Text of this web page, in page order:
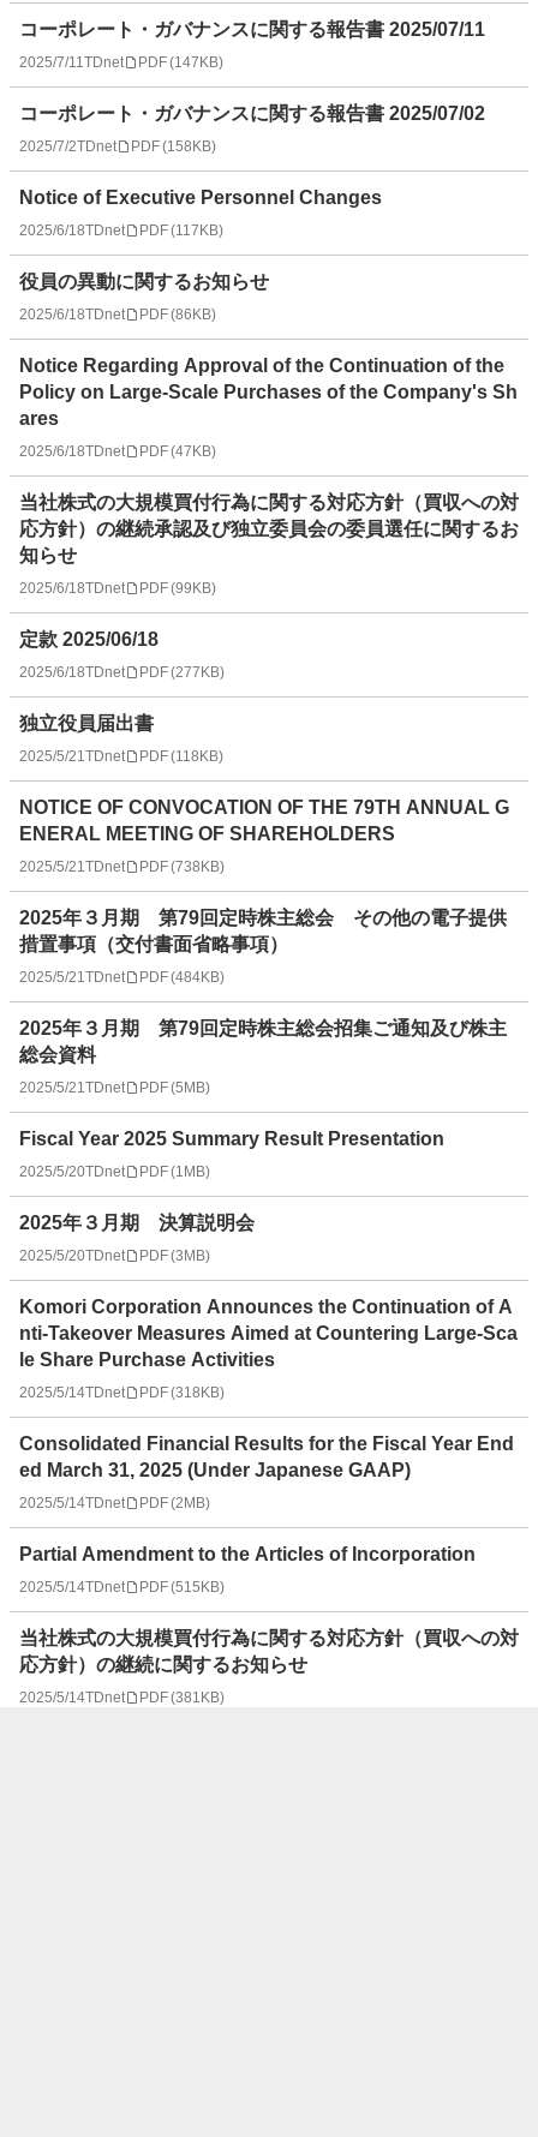
コーポレート・ガバナンスに関する報告書 2025/07/11
2025/7/11 TDnet PDF(147KB)
コーポレート・ガバナンスに関する報告書 2025/07/02
2025/7/2TDnet PDF(158KB)
Notice of Executive Personnel Changes
2025/6/18TDnet PDF(117KB)
役員の異動に関するお知らせ
2025/6/18TDnet PDF(86KB)
Notice Regarding Approval of the Continuation of the
Policy on Large-Scale Purchases of the Company's Sh
ares
2025/6/18TDnet PDF(47KB)
当社株式の大規模買付行為に関する対応方針（買収への対
応方針）の継続承認及び独立委員会の委員選任に関するお
知らせ
2025/6/18TDnet PDF(99KB)
定款 2025/06/18
2025/6/18TDnet PDF(277KB)
独立役員届出書
2025/5/21 TDnet PDF(118KB)
NOTICE OF CONVOCATION OF THE 79TH ANNUAL G
ENERAL MEETING OF SHAREHOLDERS
2025/5/21 TDnet PDF(738KB)
2025年３月期 第79回定時株主総会 その他の電子提供
措置事項（交付書面省略事項）
2025/5/21 TDnet PDF(484KB)
2025年３月期 第79回定時株主総会招集ご通知及び株主
総会資料
2025/5/21 TDnet PDF(5MB)
Fiscal Year 2025 Summary Result Presentation
2025/5/20TDnet PDF(1MB)
2025年３月期 決算説明会
2025/5/20TDnet PDF(3MB)
Komori Corporation Announces the Continuation of A
nti-Takeover Measures Aimed at Countering Large-Sca
le Share Purchase Activities
2025/5/14TDnet PDF(318KB)
Consolidated Financial Results for the Fiscal Year End
ed March 31, 2025 (Under Japanese GAAP)
2025/5/14TDnet PDF(2MB)
Partial Amendment to the Articles of Incorporation
2025/5/14TDnet PDF(515KB)
当社株式の大規模買付行為に関する対応方針（買収への対
応方針）の継続に関するお知らせ
2025/5/14TDnet PDF(381KB)